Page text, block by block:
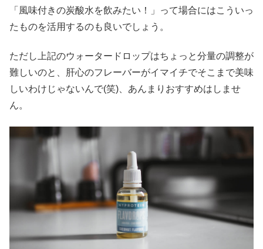
「風味付きの炭酸水を飲みたい！」って場合にはこういっ
たものを活用するのも良いでしょう。
ただし上記のウォータードロップはちょっと分量の調整が
難しいのと、肝心のフレーバーがイマイチでそこまで美味
しいわけじゃないんで(笑)、あんまりおすすめはしませ
ん。